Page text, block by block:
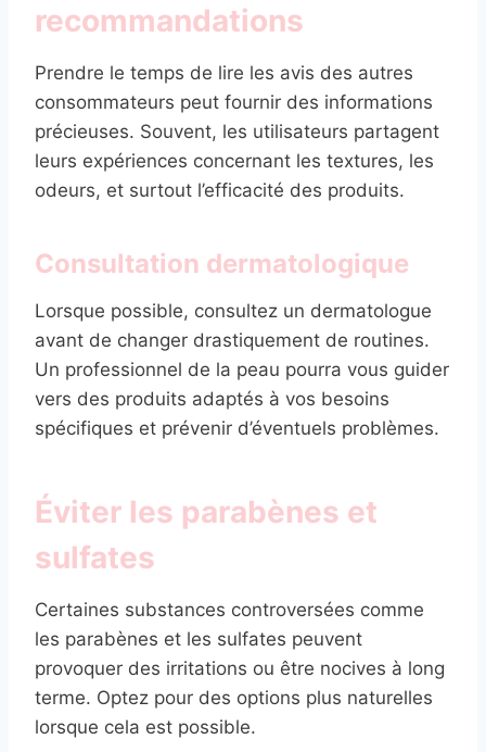
recommandations
Prendre le temps de lire les avis des autres
consommateurs peut fournir des informations
précieuses. Souvent, les utilisateurs partagent
leurs expériences concernant les textures, les
odeurs, et surtout l’efficacité des produits.
Consultation dermatologique
Lorsque possible, consultez un dermatologue
avant de changer drastiquement de routines.
Un professionnel de la peau pourra vous guider
vers des produits adaptés à vos besoins
spécifiques et prévenir d’éventuels problèmes.
Éviter les parabènes et
sulfates
Certaines substances controversées comme
les parabènes et les sulfates peuvent
provoquer des irritations ou être nocives à long
terme. Optez pour des options plus naturelles
lorsque cela est possible.